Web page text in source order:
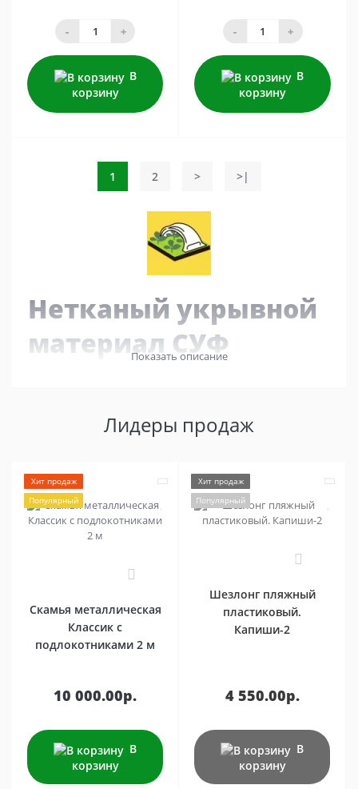
- +
В
корзину
- +
В
корзину
1 2 > >|
Нетканый укрывной
материал СУФ
Показать описание
Лидеры продаж
Хит продаж
Популярный
Скамья металлическая
Классик с
подлокотниками 2 м
10 000.00р.
В
корзину
Хит продаж
Популярный
Шезлонг пляжный
пластиковый.
Капиши-2
4 550.00р.
В
корзину